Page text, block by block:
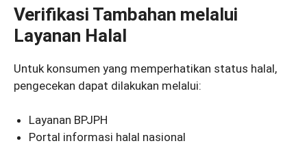
Verifikasi Tambahan melalui
Layanan Halal
Untuk konsumen yang memperhatikan status halal,
pengecekan dapat dilakukan melalui:
Layanan BPJPH
Portal informasi halal nasional